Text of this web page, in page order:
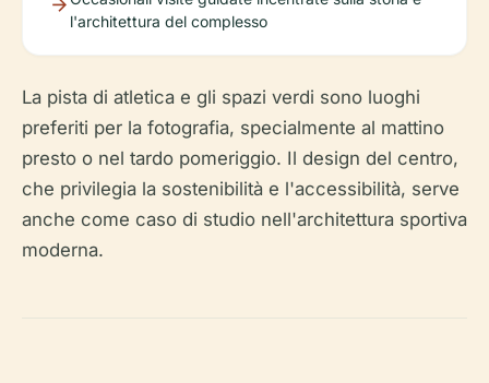
l'architettura del complesso
La pista di atletica e gli spazi verdi sono luoghi
preferiti per la fotografia, specialmente al mattino
presto o nel tardo pomeriggio. Il design del centro,
che privilegia la sostenibilità e l'accessibilità, serve
anche come caso di studio nell'architettura sportiva
moderna.